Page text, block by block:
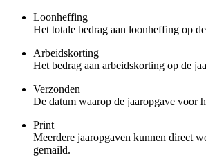
Loonheffing
Het totale bedrag aan loonheffing op
Arbeidskorting
Het bedrag aan arbeidskorting op de
Verzonden
De datum waarop de jaaropgave voor
Print
Meerdere jaaropgaven kunnen direct
gemaild.